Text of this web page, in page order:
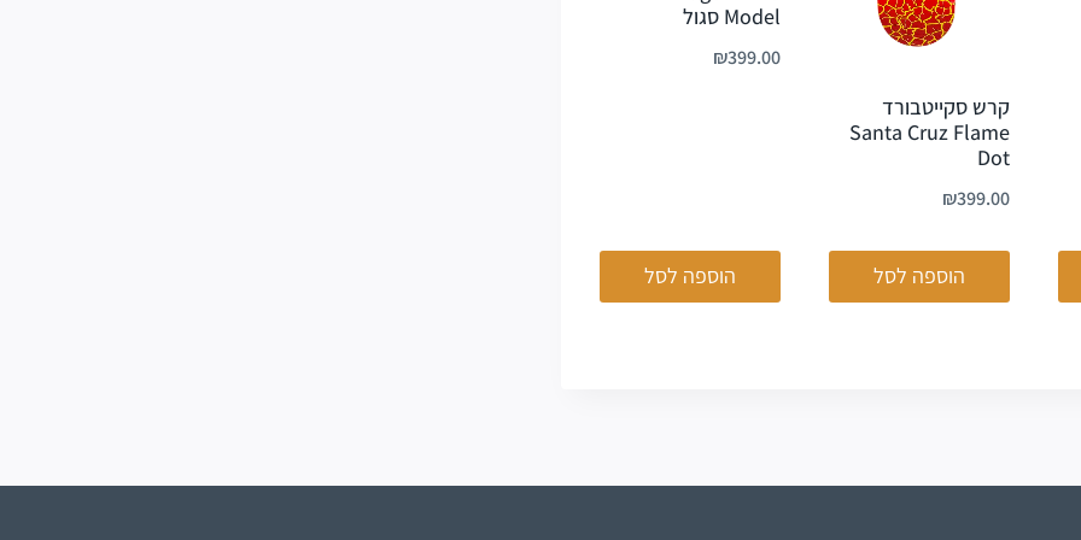
קרש סקייטבורד
Santa Cruz Flame
Dot
₪399.00
הוספה לסל
Model סגול
₪399.00
הוספה לסל